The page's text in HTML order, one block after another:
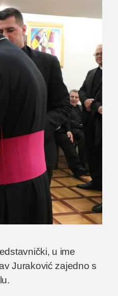
u ime
Juraković zajedno s